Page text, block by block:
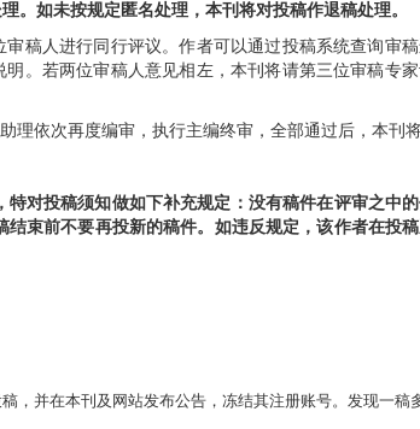
。如未按规定匿名处理，本刊将对投稿作退稿处理。
稿人进行同行评议。作者可以通过投稿系统查询审
。若两位审稿人意见相左，本刊将请第三位审稿专
理依次再度编审，执行主编终审，全部通过后，本刊将
对投稿须知做如下补充规定：没有稿件在评审之中
结束前不要再投新的稿件。如违反规定，该作者在投
，并在本刊及网站发布公告，冻结其注册账号。发现一稿